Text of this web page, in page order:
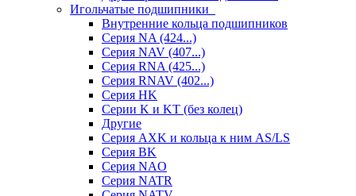
Игольчатые подшипники
Внутренние кольца подшипников
Серия NA (424...)
Серия NAV (407...)
Серия RNA (425...)
Серия RNAV (402...)
Серия HK
Серии K и KT (без колец)
Другие
Серия AXK и кольца к ним AS/LS
Серия BK
Серия NAO
Серия NATR